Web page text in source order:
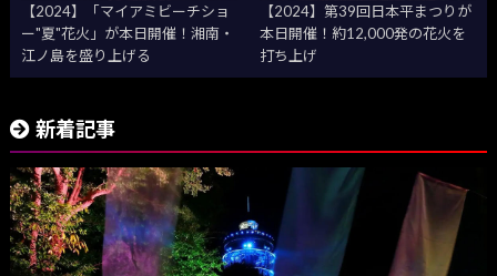
【2024】「マイアミビーチショ
ー"夏"花火」が本日開催！湘南・
江ノ島を盛り上げる
【2024】第39回日本平まつりが
本日開催！約12,000発の花火を
打ち上げ
新着記事